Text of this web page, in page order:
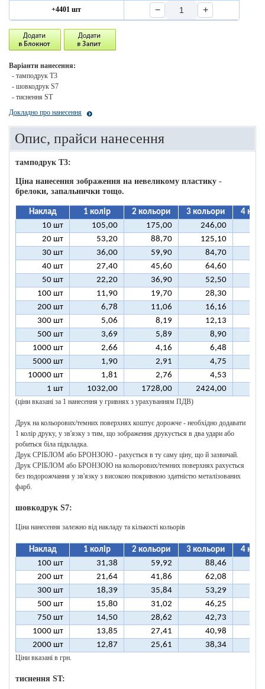
+4401 шт − +
Варіанти нанесення:
- тамподрук T3
- шовкодрук S7
- тиснення ST
Докладно про нанесення
Опис, прайси нанесення
тамподрук T3:
Ціна нанесення зображення на невеликому пластику -
брелоки, запальнички тощо.
Наклад 1 колір 2 кольори 3 кольори
4
10 шт
105,00 175,00 246,00
20 шт
53,20 88,70 125,10
30 шт
36,00 59,90 84,70
40 шт
27,40 45,60 64,60
50 шт
22,20 36,90 52,50
100 шт
11,90 19,70 28,30
200 шт
6,78 11,06 16,16
300 шт
5,06 8,19 12,13
500 шт
3,69 5,89 8,90
1000 шт
2,66 4,16 6,48
5000 шт
1,90 2,91 4,75
10000 шт
1,81 2,76 4,53
1 шт
1032,00 1728,00 2424,00
(ціни вказані за 1 нанесення у гривнях з урахуванням ПДВ)
Друк на кольорових/темних поверхнях коштує дорожче - необхідно додавати
1 колір друку, у зв'язку з тим, що зображення друкується в два удари або
робиться біла підкладка.
Друк СРІБЛОМ або БРОНЗОЮ - рахується в ту саму ціну, що й зазвичай.
Друк СРІБЛОМ або БРОНЗОЮ на кольорових/темних поверхнях рахується
без подорожчання у зв'язку з високою покривною здатністю металізованих
фарб.
шовкодрук S7:
Ціна нанесення залежно від накладу та кількості кольорів
Наклад 1 колір 2 кольори 3 кольори
4
100 шт
31,38 59,92 88,46
200 шт
21,64 41,86 62,08
300 шт
18,39 35,84 53,29
500 шт
15,80 31,02 46,25
750 шт
14,50 28,62 42,73
1000 шт
13,85 27,41 40,98
2000 шт
12,87 25,61 38,34
Ціни вказані в грн.
тиснення ST: